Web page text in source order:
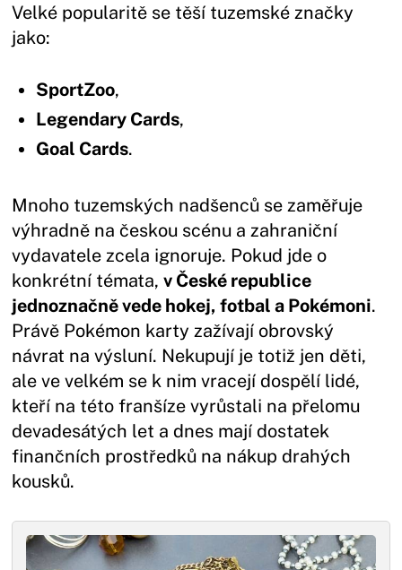
Velké popularitě se těší tuzemské značky
jako:
SportZoo,
Legendary Cards,
Goal Cards.
Mnoho tuzemských nadšenců se zaměřuje
výhradně na českou scénu a zahraniční
vydavatele zcela ignoruje. Pokud jde o
konkrétní témata,v České republice
jednoznačně vede hokej, fotbal a Pokémoni.
Právě Pokémon karty zažívají obrovský
návrat na výsluní. Nekupují je totiž jen děti,
ale ve velkém se k nim vracejí dospělí lidé,
kteří na této franšíze vyrůstali na přelomu
devadesátých let a dnes mají dostatek
finančních prostředků na nákup drahých
kousků.